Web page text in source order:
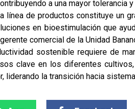
a una mayor tolerancia
línea de productos constituye un
en bioestimulación que
comercial de la Unidad
sostenible requiere de
clave en los diferentes
liderando la transición hacia